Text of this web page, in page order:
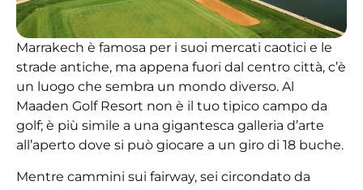
Marrakech è famosa per i suoi mercati caotici e le
strade antiche, ma appena fuori dal centro città, c’è
un luogo che sembra un mondo diverso. Al
Maaden Golf Resort non è il tuo tipico campo da
golf; è più simile a una gigantesca galleria d’arte
all’aperto dove si può giocare a un giro di 18 buche.
Mentre cammini sui fairway, sei circondato da